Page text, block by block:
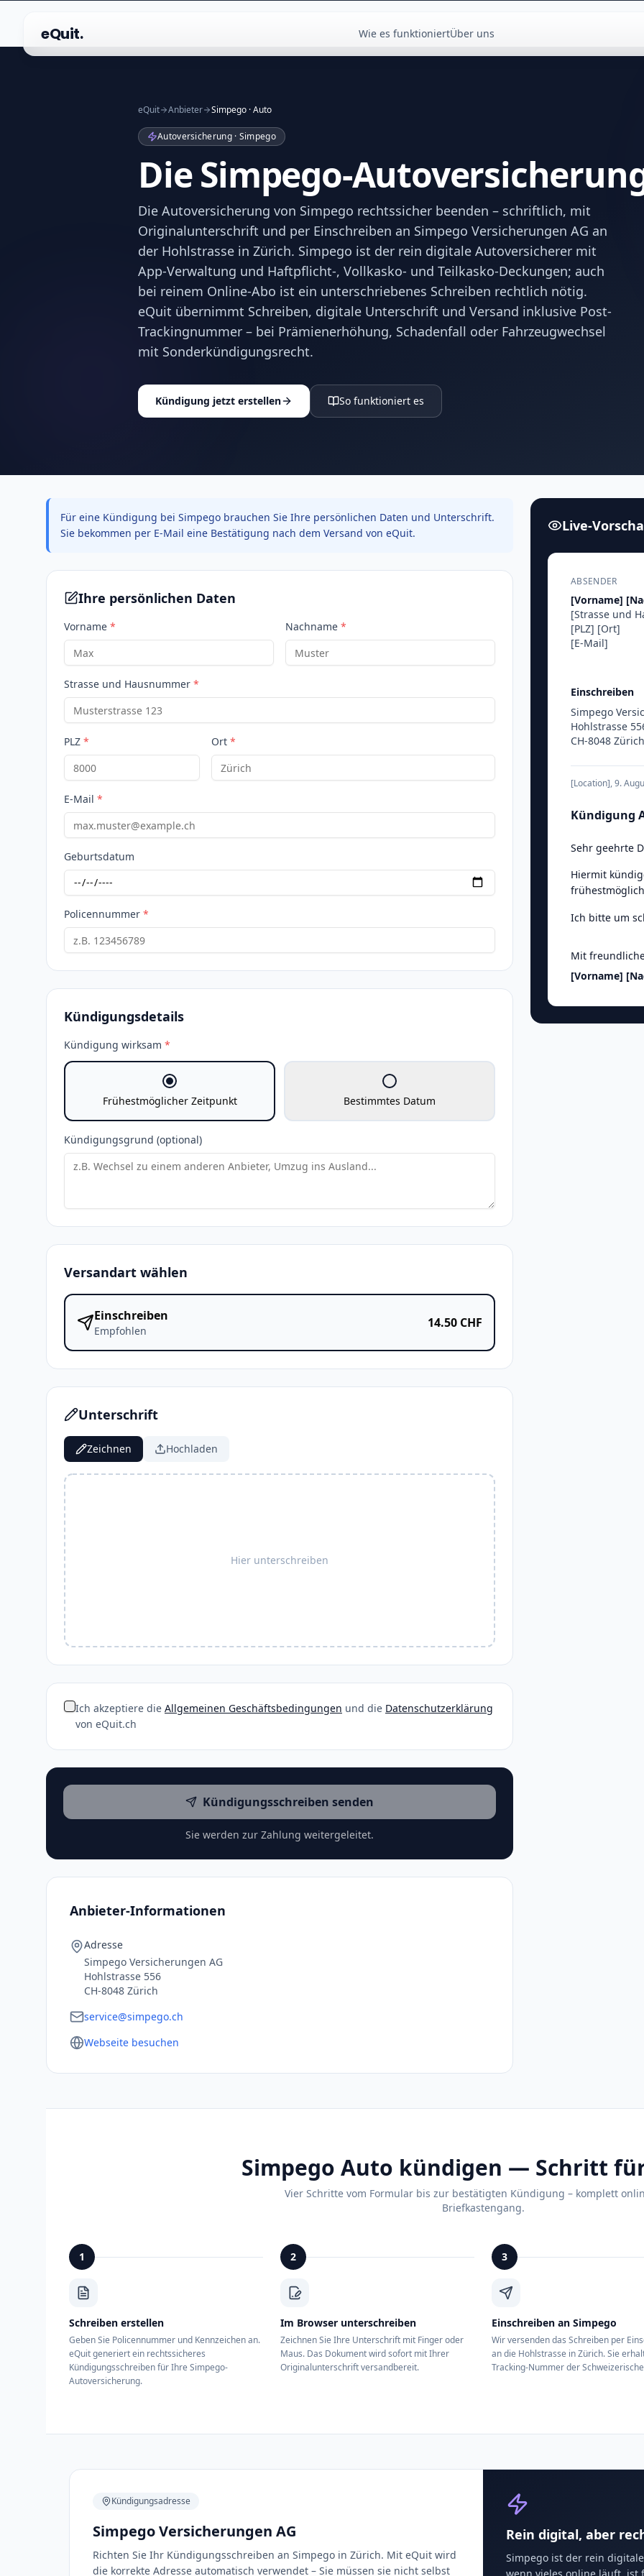
eQuit. Wie es funktioniertÜber uns
eQuit Anbieter Simpego · Auto
Autoversicherung · Simpego
Die Simpego-
Die Autoversicherung von Simpego rechtssicher beenden – schriftlich, mit
Originalunterschrift und per Einschreiben an Simpego Versicherungen AG an
der Hohlstrasse in Zürich. Simpego ist der rein digitale Autoversicherer mit
App-Verwaltung und Haftpflicht-, Vollkasko- und Teilkasko-Deckungen; auch
bei reinem Online-Abo ist ein unterschriebenes Schreiben rechtlich nötig.
eQuit übernimmt Schreiben, digitale Unterschrift und Versand inklusive Post-
Trackingnummer – bei Prämienerhöhung, Schadenfall oder Fahrzeugwechsel
mit Sonderkündigungsrecht.
Kündigung jetzt erstellen So funktioniert es
Für eine Kündigung bei Simpego brauchen Sie Ihre persönlichen Daten und Unterschrift.
Sie bekommen per E-Mail eine Bestätigung nach dem Versand von eQuit.
Ihre persönlichen Daten
Vorname * Nachname *
Strasse und Hausnummer *
PLZ * Ort *
E-Mail *
Geburtsdatum
Policennummer *
Kündigungsdetails
Kündigung wirksam *
Frühestmöglicher Zeitpunkt Bestimmtes Datum
Kündigungsgrund (optional)
Versandart wählen
Einschreiben
Empfohlen
14.50 CHF
Unterschrift
Zeichnen Hochladen
Hier unterschreiben
Ich akzeptiere die Allgemeinen Geschäftsbedingungen und die Datenschutzerklärung
von eQuit.ch
Kündigungsschreiben senden
Sie werden zur Zahlung weitergeleitet.
Anbieter-Informationen
Adresse
Simpego Versicherungen AG
Hohlstrasse 556
CH-8048 Zürich
service@simpego.ch
Webseite besuchen
Live-
ABSENDER
[Vorname]
[Strasse und
[PLZ] [Ort]
[E-Mail]
Einschreiben
Simpego
Hohlstrasse
CH-8048 Zürich
[Location],9.
Kündigung
Sehr geehrte
Hiermit
Ich bitte um
Mit
[Vorname]
Simpego Auto kündigen — Schritt
Vier Schritte vom Formular bis zur bestätigten Kündigung – komplett
Briefkastengang.
1
Schreiben erstellen
Geben Sie Policennummer und Kennzeichen an.
eQuit generiert ein rechtssicheres
Kündigungsschreiben für Ihre Simpego-
Autoversicherung.
2
Im Browser unterschreiben
Zeichnen Sie Ihre Unterschrift mit Finger oder
Maus. Das Dokument wird sofort mit Ihrer
Originalunterschrift versandbereit.
3
Einschreiben an Simpego
Wir versenden das Schreiben per
an die Hohlstrasse in Zürich. Sie
Tracking-Nummer der
Kündigungsadresse
Simpego Versicherungen AG
Richten Sie Ihr Kündigungsschreiben an Simpego in Zürich. Mit eQuit wird
die korrekte Adresse automatisch verwendet – Sie müssen sie nicht selbst
Rein digital, aber
Simpego ist der rein